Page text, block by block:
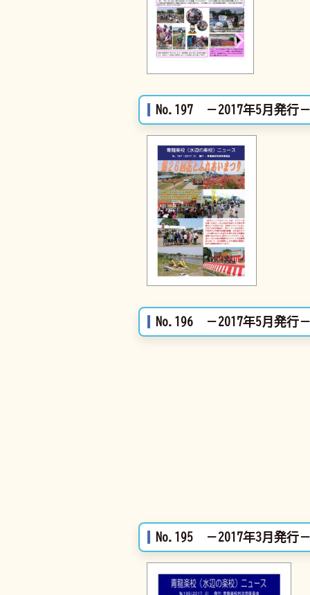
No.197 －2017年5月発行
No.196 －2017年5月発行
No.195 －2017年3月発行